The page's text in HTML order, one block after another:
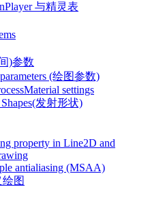
与精灵表
)参数
(绘图参数)
settings
发射形状)
property in Line2D and
antialiasing (MSAA)
图